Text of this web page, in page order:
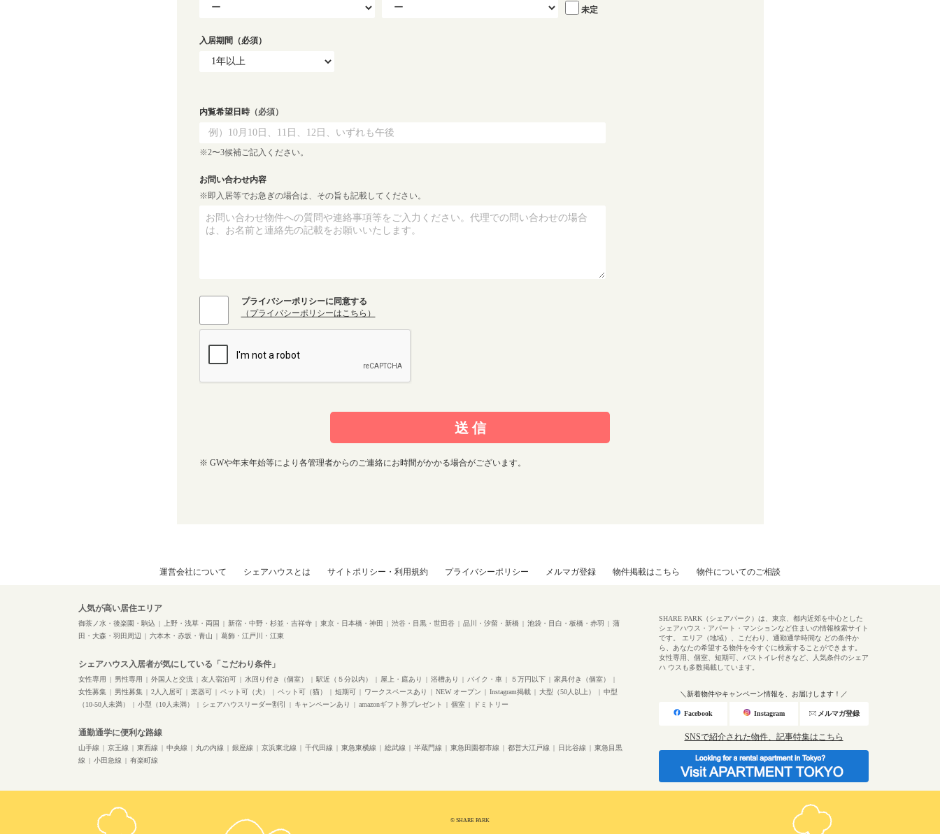
未定
入居期間 （必須）
内覧希望日時（必須）
※2〜3候補ご記入ください。
お問い合わせ内容
※即入居等でお急ぎの場合は、その旨も記載してください。
プライバシーポリシーに同意する
（プライバシーポリシーはこちら）
※ GWや年末年始等により各管理者からのご連絡にお時間がかかる場合がございます。
運営会社について シェアハウスとは サイトポリシー・利用規約 プライバシーポリシー メルマガ登録 物件掲載はこちら 物件についてのご相談
人気が高い居住エリア
御茶ノ水・後楽園・駒込 上野・浅草・両国 新宿・中野・杉並・吉祥寺 東京・日本橋・神田 渋谷・目黒・世田谷 品川・汐留・新橋 池袋・目白・板橋・赤羽
蒲
田・大森・羽田周辺
六本木・赤坂・青山 葛飾・江戸川・江東
シェアハウス入居者が気にしている「こだわり条件」
女性専用 男性専用 外国人と交流 友人宿泊可 水回り付き（個室） 駅近（５分以内） 屋上・庭あり 浴槽あり バイク・車 ５万円以下
家具付き（個室）
女性募集
男性募集 2人入居可 楽器可 ペット可（犬） ペット可（猫） 短期可 ワークスペースあり NEW オープン Instagram掲載 大型（50人以上）
中型
（10-50人未満）
小型（10人未満） シェアハウスリーダー割引 キャンペーンあり amazonギフト券プレゼント 個室 ドミトリー
通勤通学に便利な路線
山手線 京王線 東西線 中央線 丸の内線 銀座線 京浜東北線 千代田線 東急東横線 総武線 半蔵門線 東急田園都市線 都営大江戸線 日比谷線
東急目黒
線
小田急線 有楽町線
SHARE PARK（シェアパーク）は、東京、都内近郊を中心とした
シェアハウス・アパート・マンションなど住まいの情報検索サイト
です。 エリア（地域）、こだわり、通勤通学時間な どの条件か
ら、あなたの希望する物件を今すぐに検索することができます。
女性専用、個室、短期可、バストイレ付きなど、人気条件のシェア
ハ ウスも多数掲載しています。
＼新着物件やキャンペーン情報を、お届けします！／
Facebook Instagram メルマガ登録
SNSで紹介された物件、記事特集はこちら
© SHARE PARK